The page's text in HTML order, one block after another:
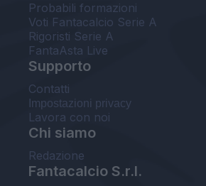
Probabili formazioni
Voti Fantacalcio Serie A
Rigoristi Serie A
FantaAsta Live
Supporto
Contatti
Impostazioni privacy
Lavora con noi
Chi siamo
Redazione
Fantacalcio S.r.l.